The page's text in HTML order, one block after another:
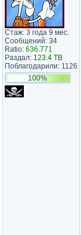
Стаж: 3 года 9 мес.
Сообщений: 34
Ratio: 636.771
Раздал: 123.4 TB
Поблагодарили: 1126
100%